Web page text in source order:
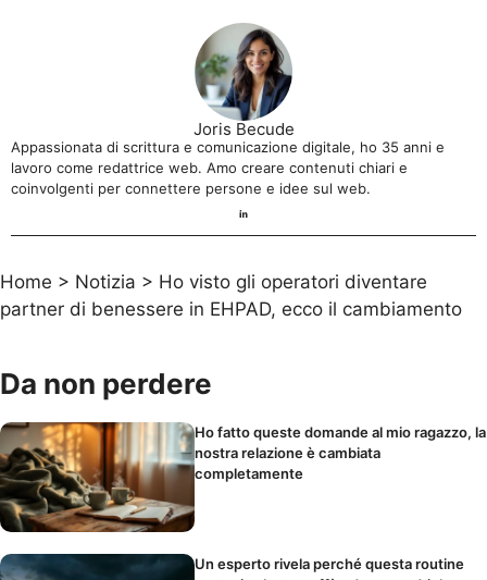
Joris Becude
Appassionata di scrittura e comunicazione digitale, ho 35 anni e
lavoro come redattrice web. Amo creare contenuti chiari e
coinvolgenti per connettere persone e idee sul web.
Home > Notizia > Ho visto gli operatori diventare
partner di benessere in EHPAD, ecco il cambiamento
Da non perdere
Ho fatto queste domande al mio ragazzo, la
nostra relazione è cambiata
completamente
Un esperto rivela perché questa routine